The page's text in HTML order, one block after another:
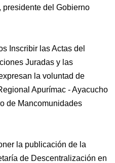
del Gobierno
Inscribir las Actas del
Juradas y las
la voluntad de
Apurímac - Ayacucho
de Mancomunidades
la publicación de la
de Descentralización en